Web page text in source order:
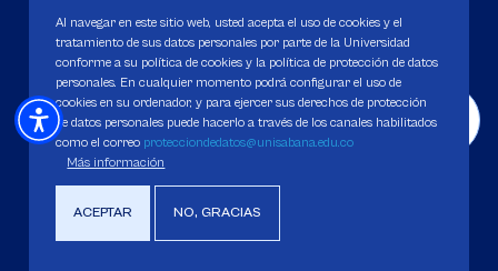
Personería Jurídica:Resolución 130 del 14 de enero de 1980.
Ministerio de Educación Nacional.
Política de Protección de datos
Derechos Pecuniarios
Al navegar en este sitio web, usted acepta el uso de cookies y el
tratamiento de sus datos personales por parte de la Universidad
conforme a su política de cookies y la política de protección de datos
personales. En cualquier momento podrá configurar el uso de
cookies en su ordenador, y para ejercer sus derechos de protección
de datos personales puede hacerlo a través de los canales habilitados
como el correo protecciondedatos@unisabana.edu.co
Más información
ACEPTAR NO, GRACIAS